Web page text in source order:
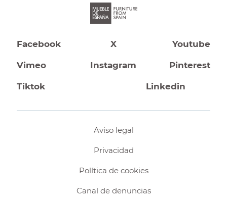
Facebook X Youtube
Vimeo Instagram Pinterest
Tiktok Linkedin
Aviso legal
Privacidad
Política de cookies
Canal de denuncias